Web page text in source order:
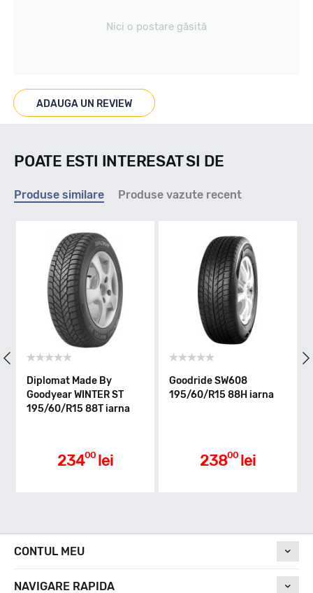
Marcaje
Indice viteza
H - max 210km/h
Indice greutate
D
Aderenta pe carosabil ud
Nivel de zgomot
69
Nici o postare găsită
ADAUGA UN REVIEW
POATE ESTI INTERESAT SI DE
Produse similare Produse vazute recent
Diplomat Made By
Goodyear WINTER ST
195/60/R15 88T iarna
23400 lei
Goodride SW608
195/60/R15 88H iarna
23800 lei
CONTUL MEU
NAVIGARE RAPIDA